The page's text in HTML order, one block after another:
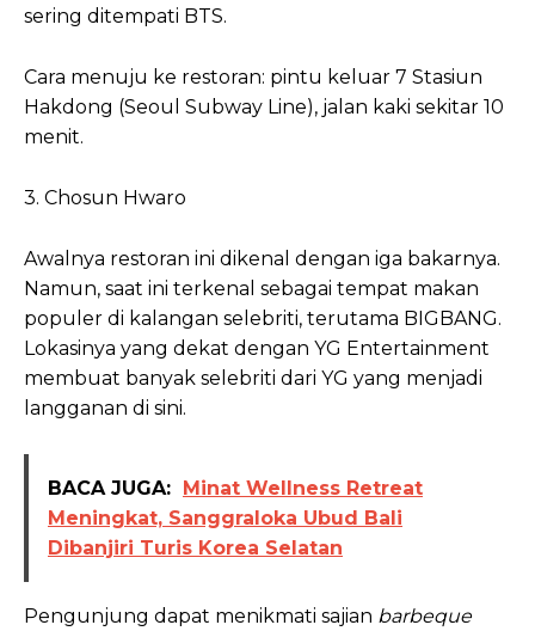
sering ditempati BTS.
Cara menuju ke restoran: pintu keluar 7 Stasiun
Hakdong (Seoul Subway Line), jalan kaki sekitar 10
menit.
3. Chosun Hwaro
Awalnya restoran ini dikenal dengan iga bakarnya.
Namun, saat ini terkenal sebagai tempat makan
populer di kalangan selebriti, terutama BIGBANG.
Lokasinya yang dekat dengan YG Entertainment
membuat banyak selebriti dari YG yang menjadi
langganan di sini.
BACA JUGA:
Minat Wellness Retreat
Meningkat, Sanggraloka Ubud Bali
Dibanjiri Turis Korea Selatan
Pengunjung dapat menikmati sajian barbeque